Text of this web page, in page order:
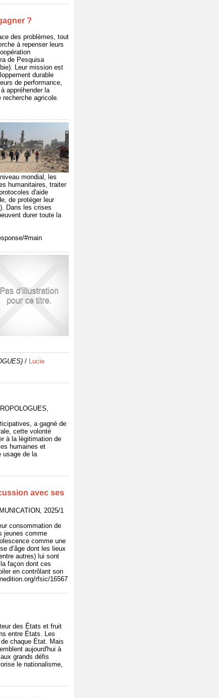
?
des problèmes, tout
à repenser leurs
de Pesquisa
Leur mission est
durable
de performance,
appréhender la
agricole.
mondial, les
humanitaires, traiter
d'aide
de protéger leur
Dans les crises
durer toute la
#main
/ Lucie
a gagné de
cette volonté
à la légitimation de
humaines et
usage de la
avec ses
2025/1
consommation de
jeunes comme
comme une
d’âge dont les lieux
autres) lui sont
façon dont ces
en contrôlant son
rfsic/16567
des États et fruit
entre États. Les
chaque État. Mais
aujourd'hui à
grands défis
le nationalisme,